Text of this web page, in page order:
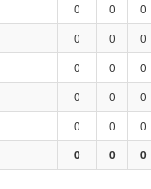
0 0 0
0 0 0
0 0 0
0 0 0
0 0 0
0 0 0